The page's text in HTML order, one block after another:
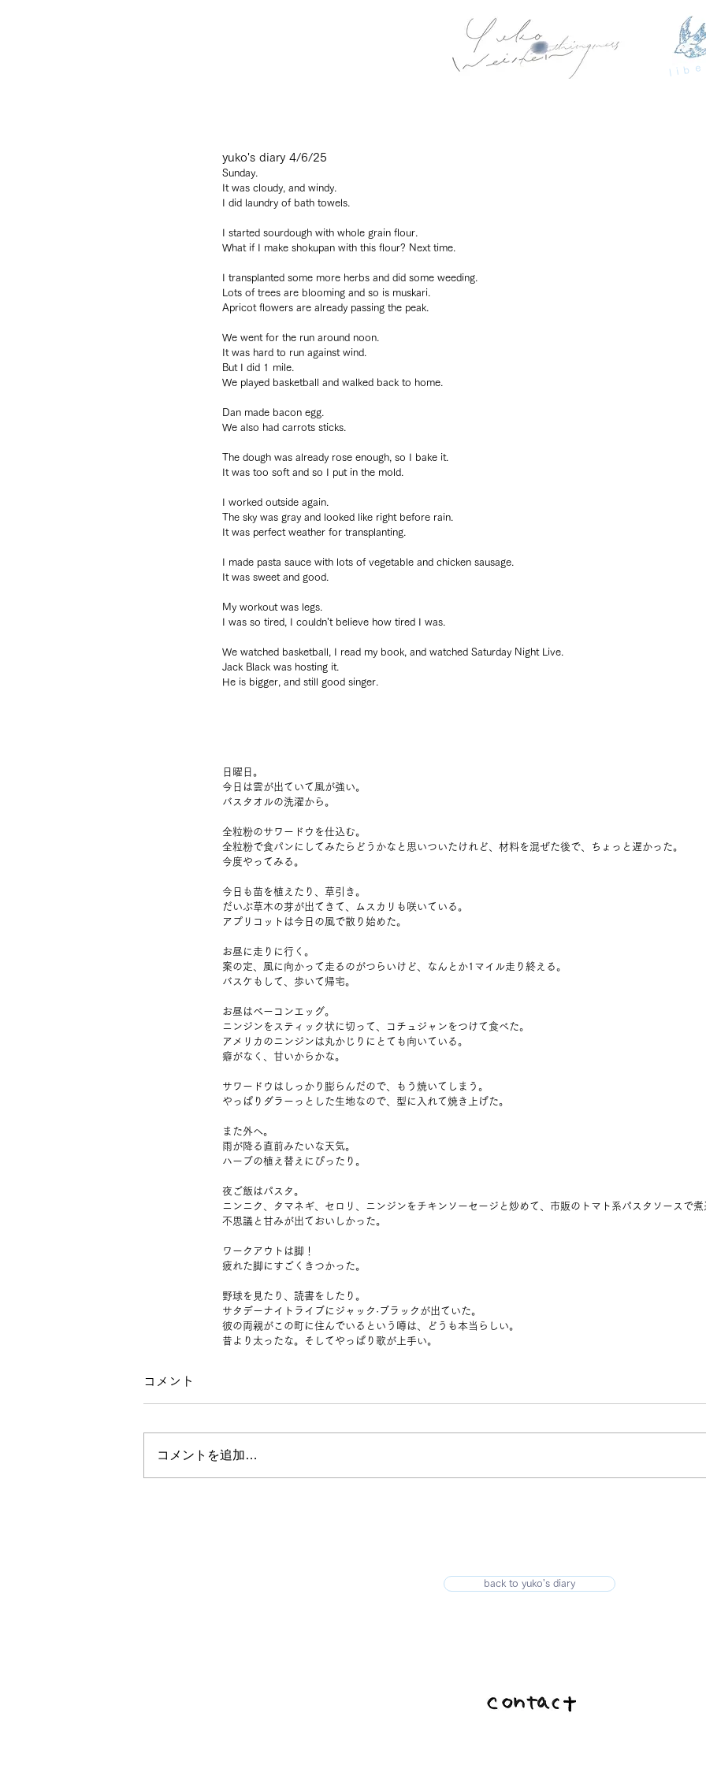
yuko's diary 4/6/25
Sunday.
It was cloudy, and windy.
I did laundry of bath towels.
I started sourdough with whole grain flour.
What if I make shokupan with this flour? Next time.
I transplanted some more herbs and did some weeding.
Lots of trees are blooming and so is muskari.
Apricot flowers are already passing the peak.
We went for the run around noon.
It was hard to run against wind.
But I did 1 mile.
We played basketball and walked back to home.
Dan made bacon egg.
We also had carrots sticks.
The dough was already rose enough, so I bake it.
It was too soft and so I put in the mold.
I worked outside again.
The sky was gray and looked like right before rain.
It was perfect weather for transplanting.
I made pasta sauce with lots of vegetable and chicken sausage.
It was sweet and good.
My workout was legs.
I was so tired, I couldn’t believe how tired I was.
We watched basketball, I read my book, and watched Saturday Night Live.
Jack Black was hosting it.
He is bigger, and still good singer.
日曜日。
今日は雲が出ていて風が強い。
バスタオルの洗濯から。
全粒粉のサワードウを仕込む。
全粒粉で食パンにしてみたらどうかなと思いついたけれど、材料を混ぜた後で、ちょっと遅かった。
今度やってみる。
今日も苗を植えたり、草引き。
だいぶ草木の芽が出てきて、ムスカリも咲いている。
アプリコットは今日の風で散り始めた。
お昼に走りに行く。
案の定、風に向かって走るのがつらいけど、なんとか1マイル走り終える。
バスケもして、歩いて帰宅。
お昼はベーコンエッグ。
ニンジンをスティック状に切って、コチュジャンをつけて食べた。
アメリカのニンジンは丸かじりにとても向いている。
癖がなく、甘いからかな。
サワードウはしっかり膨らんだので、もう焼いてしまう。
やっぱりダラーっとした生地なので、型に入れて焼き上げた。
また外へ。
雨が降る直前みたいな天気。
ハーブの植え替えにぴったり。
夜ご飯はパスタ。
ニンニク、タマネギ、セロリ、ニンジンをチキンソーセージと炒めて、市販のトマト系パスタソースで煮
不思議と甘みが出ておいしかった。
ワークアウトは脚！
疲れた脚にすごくきつかった。
野球を見たり、読書をしたり。
サタデーナイトライブにジャック·ブラックが出ていた。
彼の両親がこの町に住んでいるという噂は、どうも本当らしい。
昔より太ったな。そしてやっぱり歌が上手い。
コメント
コメントを追加…
back to yuko's diary